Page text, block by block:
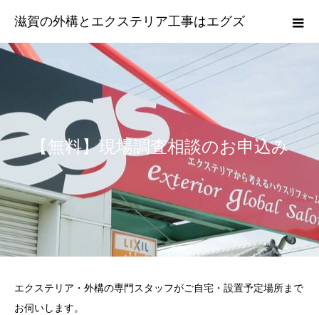
滋賀の外構とエクステリア工事はエグズ
【無料】現場調査相談のお申込み
エクステリア・外構の専門スタッフがご自宅・設置予定場所まで
お伺いします。